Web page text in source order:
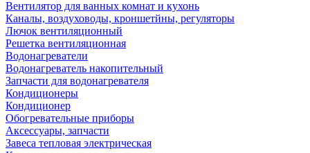
Вентилятор для ванных комнат и кухонь
Каналы, воздуховоды, кроншетйны, регуляторы
Лючок вентиляционный
Решетка вентиляционная
Водонагреватели
Водонагреватель накопительный
Запчасти для водонагревателя
Кондиционеры
Кондиционер
Обогревательные приборы
Аксессуары, запчасти
Завеса тепловая электрическая